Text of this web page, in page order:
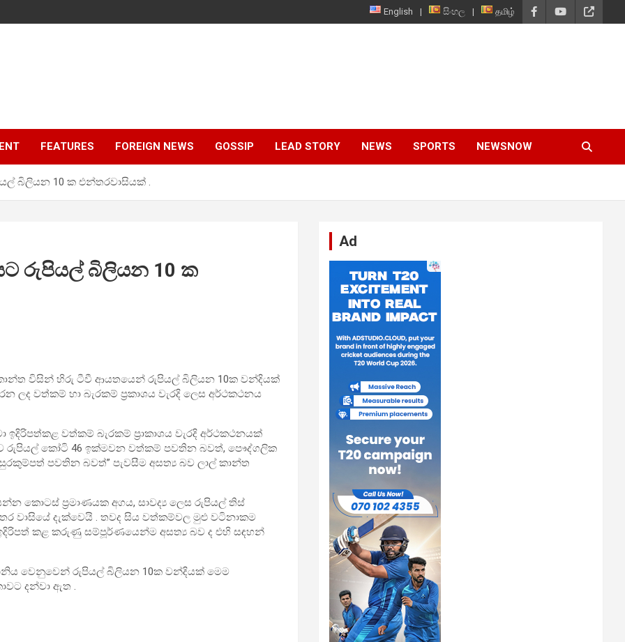
English සිංහල தமிழ்
FEATURES FOREIGN NEWS GOSSIP LEAD STORY NEWS SPORTS NEWSNOW
බිලියන 10 ක එන්තරවාසියක් .
රුපියල් බිලියන 10 ක
විසින් හිරු ටීවී ආයතයෙන් රුපියල් බිලියන 10ක වන්දියක්
වත්කම් හා බැරකම් ප්‍රකාශය වැරදි ලෙස අර්ථකථනය
ඉදිරිපත්කළ වත්කම් බැරකම් ප්‍රාකාශය වැරදි අර්ථකථනයක්
රුපියල් කෝටි 46 ඉක්මවන වත්කම් පවතින බවත්, පෞද්ගලික
පවතින බවත්” පැවසීම අසත්‍ය බව ලාල් කාන්ත
කොටස් ප්‍රමාණයක අගය, සාවද්‍ය ලෙස රුපියල් තිස්
වාසියේ දැක්වෙයි . තවද සිය වත්කම්වල මුළු වටිනාකම
කළ කරුණු සම්පූර්ණයෙන්ම අසත්‍ය බව ද එහි සඳහන්
වෙනුවෙන් රුපියල් බිලියන 10ක වන්දියක් මෙම
දන්වා ඇත .
Ad